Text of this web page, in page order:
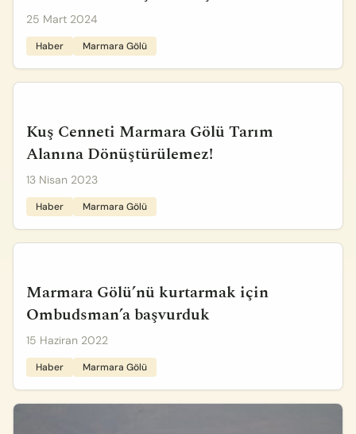
25 Mart 2024
Haber Marmara Gölü
Kuş Cenneti Marmara Gölü Tarım
Alanına Dönüştürülemez!
13 Nisan 2023
Haber Marmara Gölü
Marmara Gölü’nü kurtarmak için
Ombudsman’a başvurduk
15 Haziran 2022
Haber Marmara Gölü